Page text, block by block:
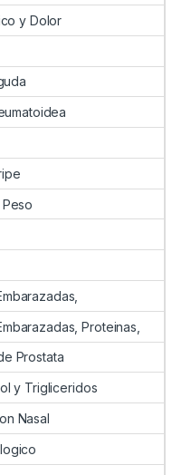
y Dolor
Proteinas,
Prostata
y Trigliceridos
Nasal